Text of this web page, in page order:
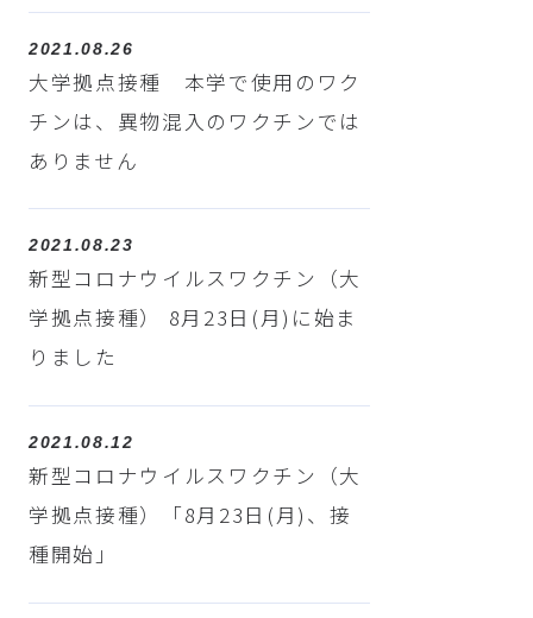
2021.08.26
大学拠点接種 本学で使用のワク
チンは、異物混入のワクチンでは
ありません
2021.08.23
新型コロナウイルスワクチン（大
学拠点接種） 8月23日(月)に始ま
りました
2021.08.12
新型コロナウイルスワクチン（大
学拠点接種）「8月23日(月)、接
種開始」